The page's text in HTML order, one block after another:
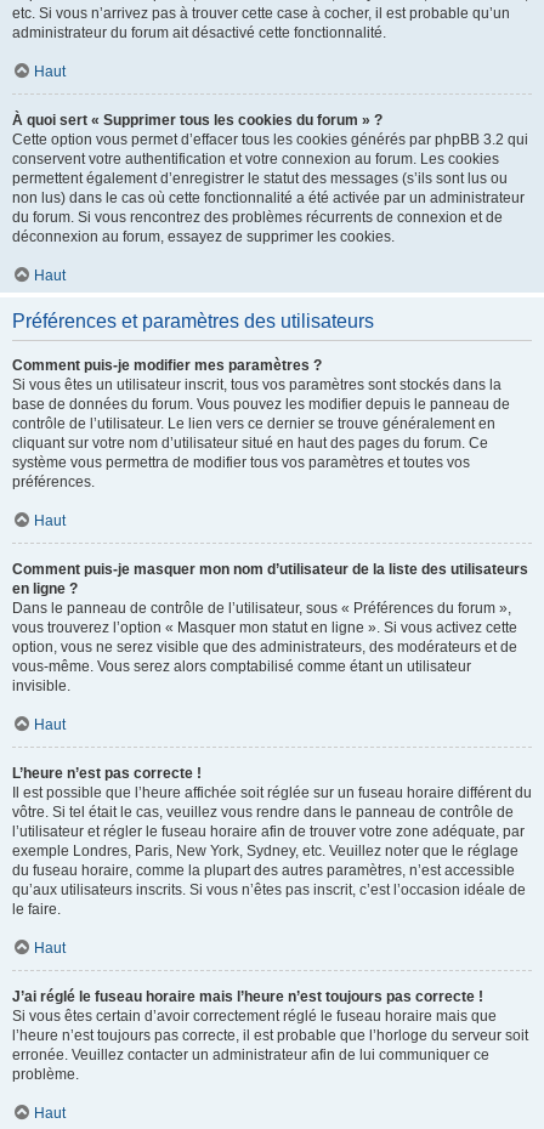
etc. Si vous n’arrivez pas à trouver cette case à cocher, il est probable qu’un
administrateur du forum ait désactivé cette fonctionnalité.
Haut
À quoi sert « Supprimer tous les cookies du forum » ?
Cette option vous permet d’effacer tous les cookies générés par phpBB 3.2 qui
conservent votre authentification et votre connexion au forum. Les cookies
permettent également d’enregistrer le statut des messages (s’ils sont lus ou
non lus) dans le cas où cette fonctionnalité a été activée par un administrateur
du forum. Si vous rencontrez des problèmes récurrents de connexion et de
déconnexion au forum, essayez de supprimer les cookies.
Haut
Préférences et paramètres des utilisateurs
Comment puis-je modifier mes paramètres ?
Si vous êtes un utilisateur inscrit, tous vos paramètres sont stockés dans la
base de données du forum. Vous pouvez les modifier depuis le panneau de
contrôle de l’utilisateur. Le lien vers ce dernier se trouve généralement en
cliquant sur votre nom d’utilisateur situé en haut des pages du forum. Ce
système vous permettra de modifier tous vos paramètres et toutes vos
préférences.
Haut
Comment puis-je masquer mon nom d’utilisateur de la liste des utilisateurs
en ligne ?
Dans le panneau de contrôle de l’utilisateur, sous « Préférences du forum »,
vous trouverez l’option « Masquer mon statut en ligne ». Si vous activez cette
option, vous ne serez visible que des administrateurs, des modérateurs et de
vous-même. Vous serez alors comptabilisé comme étant un utilisateur
invisible.
Haut
L’heure n’est pas correcte !
Il est possible que l’heure affichée soit réglée sur un fuseau horaire différent du
vôtre. Si tel était le cas, veuillez vous rendre dans le panneau de contrôle de
l’utilisateur et régler le fuseau horaire afin de trouver votre zone adéquate, par
exemple Londres, Paris, New York, Sydney, etc. Veuillez noter que le réglage
du fuseau horaire, comme la plupart des autres paramètres, n’est accessible
qu’aux utilisateurs inscrits. Si vous n’êtes pas inscrit, c’est l’occasion idéale de
le faire.
Haut
J’ai réglé le fuseau horaire mais l’heure n’est toujours pas correcte !
Si vous êtes certain d’avoir correctement réglé le fuseau horaire mais que
l’heure n’est toujours pas correcte, il est probable que l’horloge du serveur soit
erronée. Veuillez contacter un administrateur afin de lui communiquer ce
problème.
Haut